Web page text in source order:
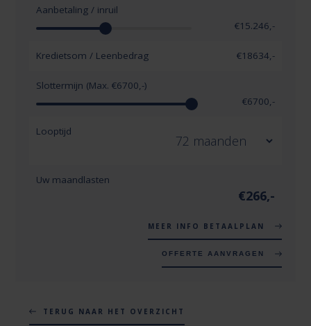
Aanbetaling / inruil
€15.246 ,-
Kredietsom / Leenbedrag €18634 ,-
Slottermijn (Max. €6700 ,-)
€6700 ,-
Looptijd
Uw maandlasten
€266,-
MEER INFO BETAALPLAN
OFFERTE AANVRAGEN
TERUG NAAR HET OVERZICHT